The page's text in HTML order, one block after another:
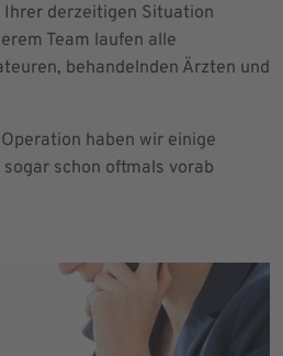
derzeitigen Situation
Team laufen alle
behandelnden Ärzten und
haben wir einige
schon oftmals vorab